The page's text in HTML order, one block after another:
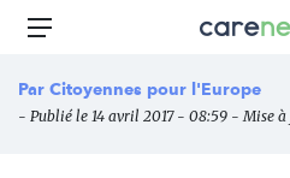
Aller
principal
média
des
Menu
Par Citoyennes pour l'Europe
- Publié le 14 avril 2017 - 08:59 - Mise à